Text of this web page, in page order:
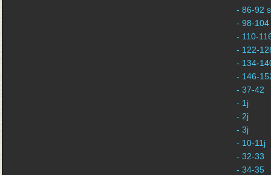
- 86-92
- 98-104
- 110-
- 122-
- 134-
- 146-
- 37-42
- 1j
- 2j
- 3j
- 10-11j
- 32-33
- 34-35